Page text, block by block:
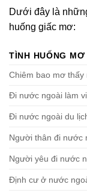
Dưới đây là
huống giấc mơ:
TÌNH HUỐNG MƠ
Chiêm bao mơ thấy
Đi nước ngoài làm
Đi nước ngoài du
Người thân đi nước
Người yêu đi nước
Định cư ở nước